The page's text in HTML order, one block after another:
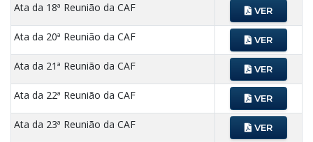
Ata da 18ª Reunião da CAF VER
Ata da 20ª Reunião da CAF VER
Ata da 21ª Reunião da CAF VER
Ata da 22ª Reunião da CAF VER
Ata da 23ª Reunião da CAF VER